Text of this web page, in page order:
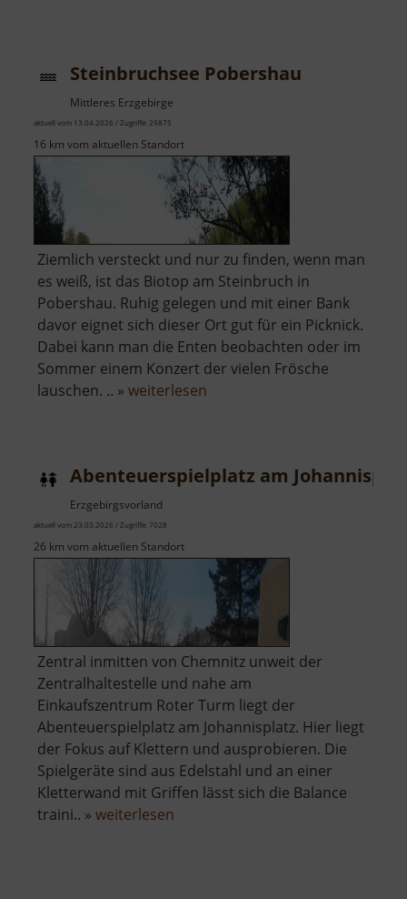
Steinbruchsee Pobershau
Mittleres Erzgebirge
aktuell vom 13.04.2026 / Zugriffe: 29875
16 km vom aktuellen Standort
Ziemlich versteckt und nur zu finden, wenn man
es weiß, ist das Biotop am Steinbruch in
Pobershau. Ruhig gelegen und mit einer Bank
davor eignet sich dieser Ort gut für ein Picknick.
Dabei kann man die Enten beobachten oder im
Sommer einem Konzert der vielen Frösche
lauschen. .. » weiterlesen
Abenteuerspielplatz am
Erzgebirgsvorland
aktuell vom 23.03.2026 / Zugriffe: 7028
26 km vom aktuellen Standort
Zentral inmitten von Chemnitz unweit der
Zentralhaltestelle und nahe am
Einkaufszentrum Roter Turm liegt der
Abenteuerspielplatz am Johannisplatz. Hier liegt
der Fokus auf Klettern und ausprobieren. Die
Spielgeräte sind aus Edelstahl und an einer
Kletterwand mit Griffen lässt sich die Balance
traini.. » weiterlesen